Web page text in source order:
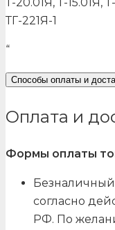
ТГ-221Я-1
“
Способы оплаты и
Оплата и
Формы оплаты
Безналичный
согласно
РФ. По